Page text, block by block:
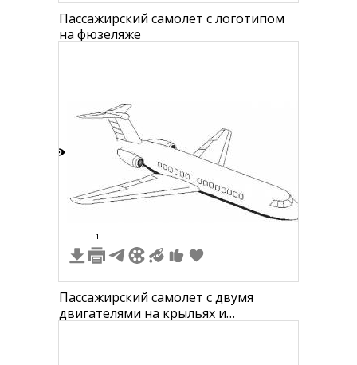
Пассажирский самолет с логотипом
на фюзеляже
1
Пассажирский самолет с двумя
двигателями на крыльях и